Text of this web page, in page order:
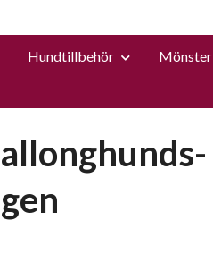
Hundtillbehör
Mönster